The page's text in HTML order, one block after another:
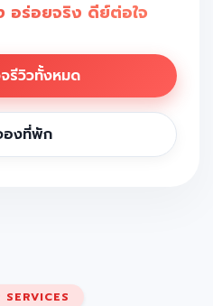
อร่อยจริง ดีย์ต่อใจ
รีวิวทั้งหมด
องที่พัก
SERVICES